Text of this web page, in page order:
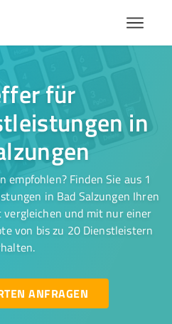
für
in
empfohlen? Finden Sie aus 1
in Bad Salzungen Ihren
vergleichen und mit nur einer
von bis zu 20 Dienstleistern
ANFRAGEN